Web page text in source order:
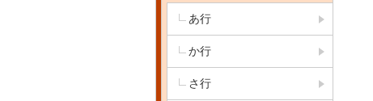
あ行
か行
さ行